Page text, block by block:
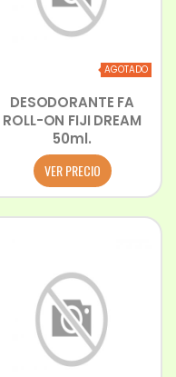
AGOTADO
DESODORANTE FA
ROLL-ON FIJI DREAM
50ml.
VER PRECIO